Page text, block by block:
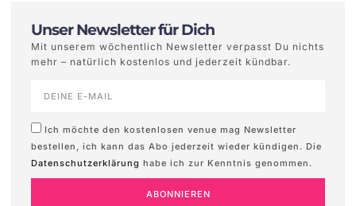
Unser Newsletter für Dich
Mit unserem wöchentlich Newsletter verpasst Du nichts
mehr – natürlich kostenlos und jederzeit kündbar.
Ich möchte den kostenlosen venue mag Newsletter
bestellen, ich kann das Abo jederzeit wieder kündigen. Die
Datenschutzerklärung habe ich zur Kenntnis genommen.
ABONNIEREN